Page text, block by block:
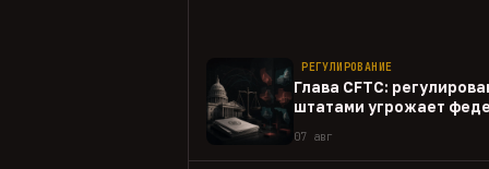
РЕГУЛИРОВАНИЕ
Глава CFTC:
штатами угрожает
07 авг